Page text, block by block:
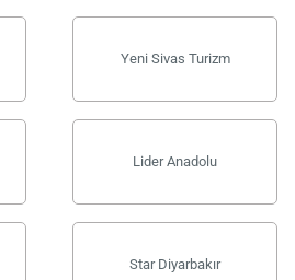
Yeni Sivas Turizm
Lider Anadolu
Star Diyarbakır